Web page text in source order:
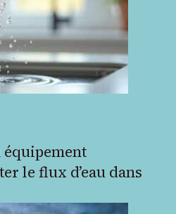
équipement
le flux d’eau dans